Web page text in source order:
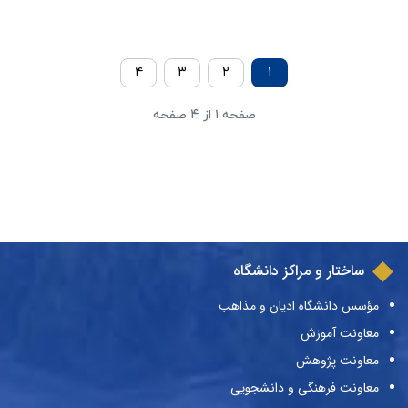
صفحه ۱ از ۴ صفحه
۱ ۲ ۳ ۴
ساختار و مراکز دانشگاه
مؤسس دانشگاه ادیان و مذاهب
معاونت آموزش
معاونت پژوهش
معاونت فرهنگی و دانشجویی